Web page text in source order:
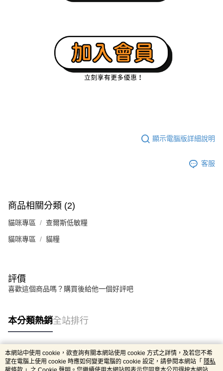
顯示電腦版詳細說明
客服
商品相關分類 (2)
貓咪專區 查爾斯低敏糧
貓咪專區 貓糧
評價
喜歡這個商品嗎？購買後給他一個好評吧
本分類熱銷全站排行
熱門標籤
本網站中使用 cookie，欲查詢有關本網站使用 cookie 方式之詳情，及若您不希
望在電腦上使用 cookie 時應如何變更電腦的 cookie 設定，請參閱本網站「 隱私